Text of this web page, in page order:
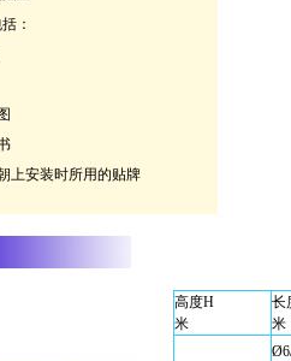
：
上安装时所用的贴牌
高度H
米
长
米